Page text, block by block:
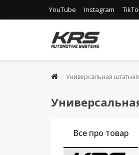
YouTube Instagram
Универсальная штатная
Все про товар